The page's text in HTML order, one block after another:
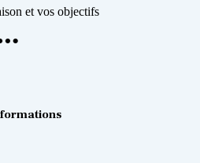
et vos objectifs